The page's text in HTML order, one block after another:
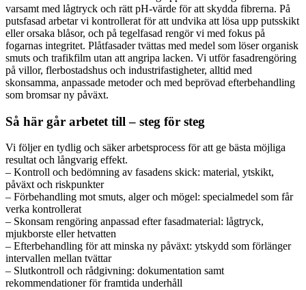
varsamt med lågtryck och rätt pH-värde för att skydda fibrerna. På
putsfasad arbetar vi kontrollerat för att undvika att lösa upp putsskikt
eller orsaka blåsor, och på tegelfasad rengör vi med fokus på
fogarnas integritet. Plåtfasader tvättas med medel som löser organisk
smuts och trafikfilm utan att angripa lacken. Vi utför fasadrengöring
på villor, flerbostadshus och industrifastigheter, alltid med
skonsamma, anpassade metoder och med beprövad efterbehandling
som bromsar ny påväxt.
Så här går arbetet till – steg för steg
Vi följer en tydlig och säker arbetsprocess för att ge bästa möjliga
resultat och långvarig effekt.
– Kontroll och bedömning av fasadens skick: material, ytskikt,
påväxt och riskpunkter
– Förbehandling mot smuts, alger och mögel: specialmedel som får
verka kontrollerat
– Skonsam rengöring anpassad efter fasadmaterial: lågtryck,
mjukborste eller hetvatten
– Efterbehandling för att minska ny påväxt: ytskydd som förlänger
intervallen mellan tvättar
– Slutkontroll och rådgivning: dokumentation samt
rekommendationer för framtida underhåll